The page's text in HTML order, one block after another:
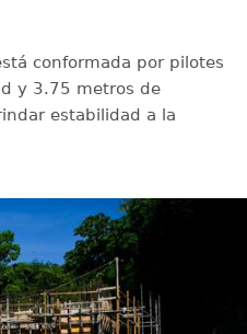
conformada por pilotes
y 3.75 metros de
estabilidad a la